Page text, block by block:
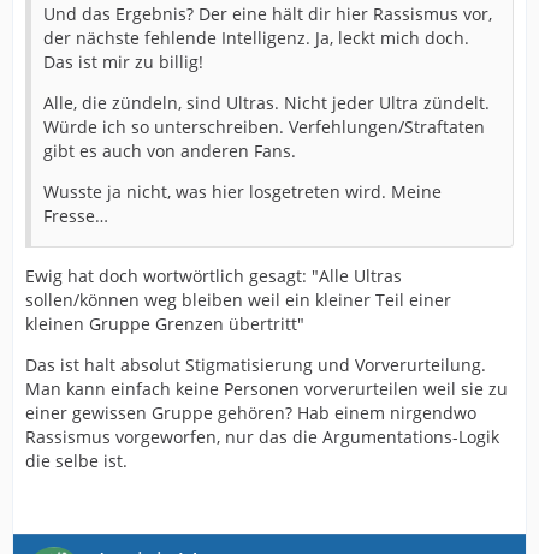
Und das Ergebnis? Der eine hält dir hier Rassismus vor,
der nächste fehlende Intelligenz. Ja, leckt mich doch.
Das ist mir zu billig!
Alle, die zündeln, sind Ultras. Nicht jeder Ultra zündelt.
Würde ich so unterschreiben. Verfehlungen/Straftaten
gibt es auch von anderen Fans.
Wusste ja nicht, was hier losgetreten wird. Meine
Fresse…
Ewig hat doch wortwörtlich gesagt: "Alle Ultras
sollen/können weg bleiben weil ein kleiner Teil einer
kleinen Gruppe Grenzen übertritt"
Das ist halt absolut Stigmatisierung und Vorverurteilung.
Man kann einfach keine Personen vorverurteilen weil sie zu
einer gewissen Gruppe gehören? Hab einem nirgendwo
Rassismus vorgeworfen, nur das die Argumentations-Logik
die selbe ist.